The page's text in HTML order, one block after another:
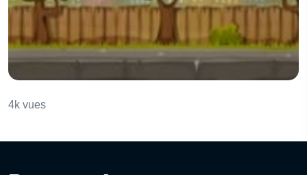
4k vues